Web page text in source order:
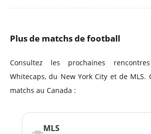
Plus de matchs de football
Consultez les prochaines
Whitecaps, du New York City et de MLS.
matchs au Canada :
MLS